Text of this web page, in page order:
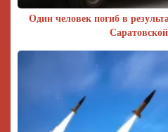
Один человек погиб в